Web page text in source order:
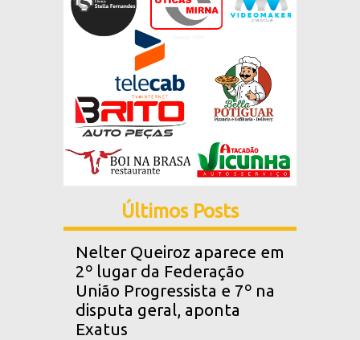
Últimos Posts
Nelter Queiroz aparece em
2º lugar da Federação
União Progressista e 7º na
disputa geral, aponta
Exatus